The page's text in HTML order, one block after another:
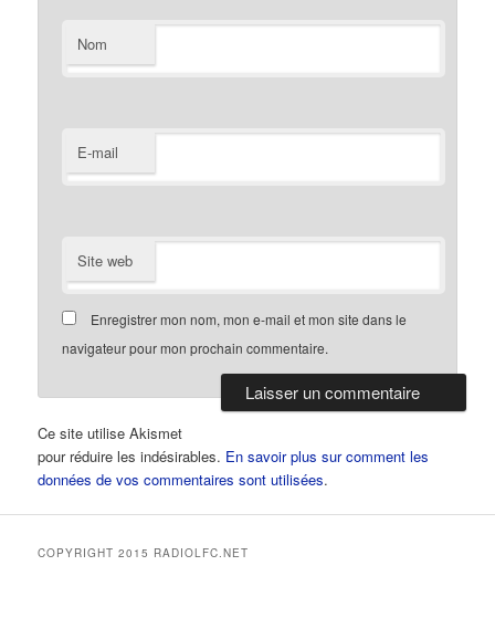
Nom
E-mail
Site web
Enregistrer mon nom, mon e-mail et mon site dans le
navigateur pour mon prochain commentaire.
Ce site utilise Akismet
pour réduire les indésirables. En savoir plus sur comment les
données de vos commentaires sont utilisées.
COPYRIGHT 2015 RADIOLFC.NET